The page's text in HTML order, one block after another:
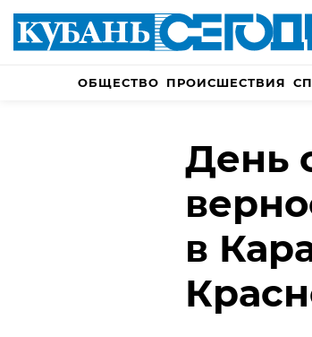
ОБЩЕСТВО ПРОИСШЕСТВИЯ
День
в